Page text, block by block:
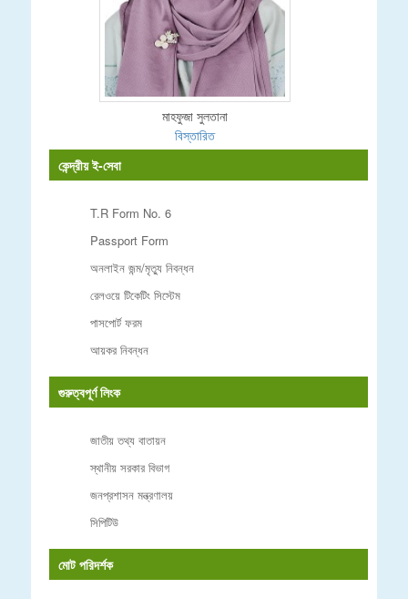
মাহফুজা সুলতানা
বিস্তারিত
কেন্দ্রীয় ই-সেবা
T.R Form No. 6
Passport Form
অনলাইন জন্ম/মৃত্যু নিবন্ধন
রেলওয়ে টিকেটিং সিস্টেম
পাসপোর্ট ফরম
আয়কর নিবন্ধন
গুরুত্বপূর্ণ লিংক
জাতীয় তথ্য বাতায়ন
স্থানীয় সরকার বিভাগ
জনপ্রশাসন মন্ত্রণালয়
সিপিটিউ
মোট পরিদর্শক